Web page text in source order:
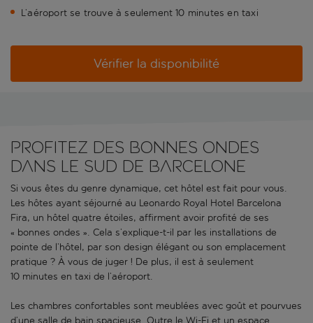
L’aéroport se trouve à seulement 10 minutes en taxi
Vérifier la disponibilité
Profitez des bonnes ondes
dans le sud de Barcelone
Si vous êtes du genre dynamique, cet hôtel est fait pour vous.
Les hôtes ayant séjourné au Leonardo Royal Hotel Barcelona
Fira, un hôtel quatre étoiles, affirment avoir profité de ses
« bonnes ondes ». Cela s’explique-t-il par les installations de
pointe de l’hôtel, par son design élégant ou son emplacement
pratique ? À vous de juger ! De plus, il est à seulement
10 minutes en taxi de l’aéroport.
Les chambres confortables sont meublées avec goût et pourvues